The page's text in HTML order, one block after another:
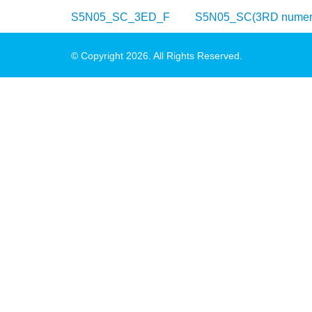
S5N05_SC_3ED_F S5N05_SC(3RD
© Copyright 2026. All Rights Reserved.